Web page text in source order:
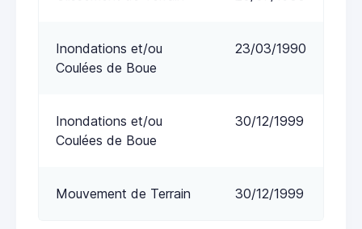
Inondations et/ou
Coulées de Boue
23/03/1990
Inondations et/ou
Coulées de Boue
30/12/1999
Mouvement de Terrain 30/12/1999